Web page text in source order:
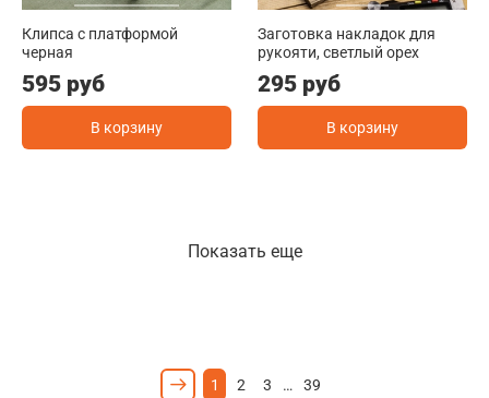
Клипса с платформой
черная
595 руб
В корзину
Заготовка накладок для
рукояти, светлый орех
295 руб
В корзину
Показать еще
1 2 3 … 39